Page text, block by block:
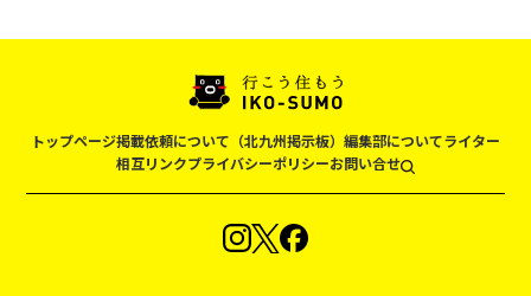
トップページ掲載依頼について（北九州掲示板） 編集部についてライター
相互リンクプライバシーポリシーお問い合せ